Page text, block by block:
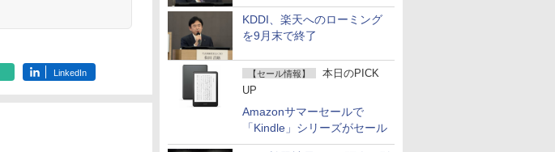
KDDI、楽天へのローミング
を9月末で終了
【セール情報】
本日のPICK
UP
Amazonサマーセールで
「Kindle」シリーズがセール
LinkedIn